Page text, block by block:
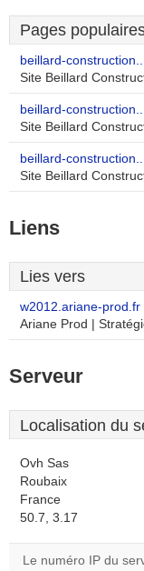
Pages
beillard-
Site Beillard
beillard-
Site Beillard
beillard-
Site Beillard
Liens
Lies vers
w2012.ariane-prod.fr
Ariane Prod |
Serveur
Localisation du
Ovh Sas
Roubaix
France
50.7, 3.17
Le numéro IP du